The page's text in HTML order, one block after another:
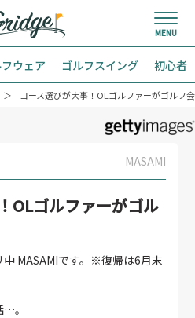
ウェア ゴルフスイング 初心者
コース選びが大事！OLゴルファーがゴルフ
MASAMI
OLゴルファーがゴル
MASAMIです。※復帰は6月末
。